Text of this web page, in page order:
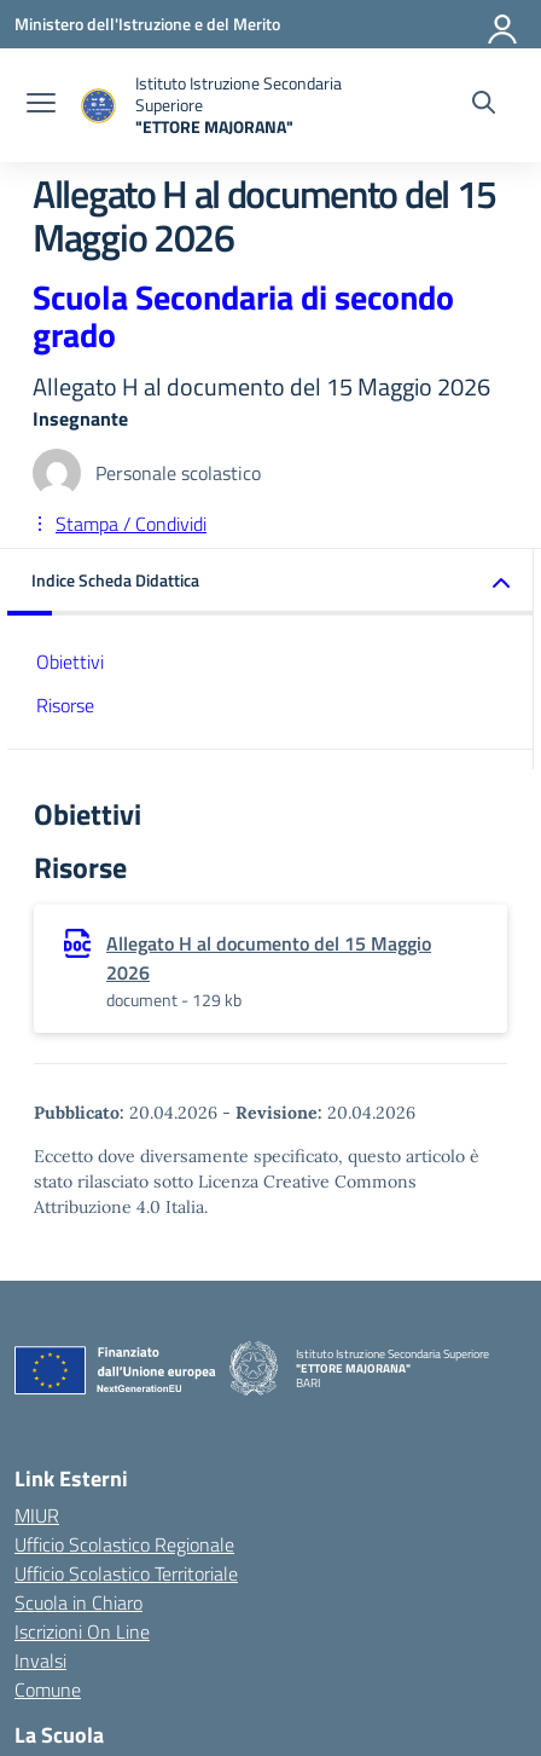
Vai ai contenuti
Vai al menu di navigazione
Vai al footer
Ministero dell'Istruzione e del Merito
Istituto Istruzione Secondaria
Superiore
"ETTORE MAJORANA"
Allegato H al documento del 15
Maggio 2026
Scuola Secondaria di secondo
grado
Allegato H al documento del 15 Maggio 2026
Insegnante
Personale scolastico
Stampa / Condividi
Indice Scheda Didattica
Obiettivi
Risorse
Obiettivi
Risorse
Allegato H al documento del 15 Maggio
2026
document - 129 kb
Pubblicato: 20.04.2026 - Revisione: 20.04.2026
Eccetto dove diversamente specificato, questo articolo è
stato rilasciato sotto Licenza Creative Commons
Attribuzione 4.0 Italia.
Istituto Istruzione Secondaria Superiore
"ETTORE MAJORANA"
BARI
Link Esterni
MIUR
Ufficio Scolastico Regionale
Ufficio Scolastico Territoriale
Scuola in Chiaro
Iscrizioni On Line
Invalsi
Comune
La Scuola